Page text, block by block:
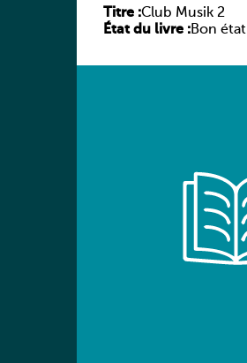
Titre :Club Musik 2
État du livre :Bon état